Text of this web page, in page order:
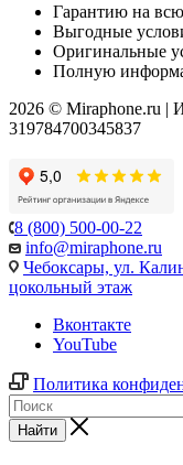
Гарантию на
Выгодные
Оригинальные
Полную
2026 © Miraphone.ru
319784700345837
8 (800) 500-00-22
info@miraphone.ru
Чебоксары, ул.
цокольный этаж
Вконтакте
YouTube
Политика
Найти